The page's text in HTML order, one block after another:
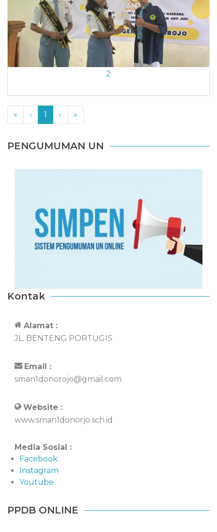
PENGUMUMAN UN
Kontak
Alamat :
JL. BENTENG PORTUGIS
Email :
sman1donorojo@gmail.com
Website :
www.sman1donorjo.sch.id
Media Sosial :
Facebook
Instagram
Youtube
PPDB ONLINE
2
« ‹ 1 › »